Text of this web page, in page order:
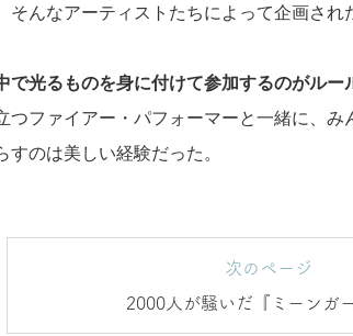
そんなアーティストたちによって企画さ
で光るものを身に付けて参加するのがルー
つファイアー・パフォーマーと一緒に、み
すのは美しい経験だった。
次のページ
2000人が騒いだ『ミーンガ